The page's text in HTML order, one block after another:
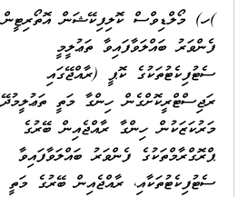
)ހ) މޯލްޑިވްސް ކޮލިފިކޭޝަން އޮތޯރިޓީން
ފެންވަރު ބައްލަވާފައިވާ ތަޢުލީމީ
ސެޓުފިކެޓުތަކުގެ ކޮޕީ (ރާއްޖޭގައި
ރަޖިސްޓްރީކޮށްގެން ހިންގާ މަތީ ތަޢުލީމުދޭ
މަރުކަޒަކުން ހިންގާ ރާއްޖެއިން ބޭރުގެ
ޕްރޮގްރާމްތަކުގެ ފެންވަރު ބައްލަވާފައިވާ
ސެޓުފިކެޓުތަކާއި، ރާއްޖެއިން ބޭރުގެ މަތީ